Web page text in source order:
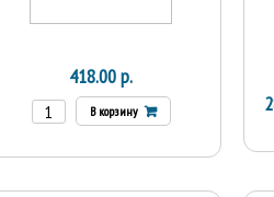
418.00 р.
В корзину